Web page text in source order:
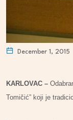
December 1, 2015
KARLOVAC –
Tomičić” koji je